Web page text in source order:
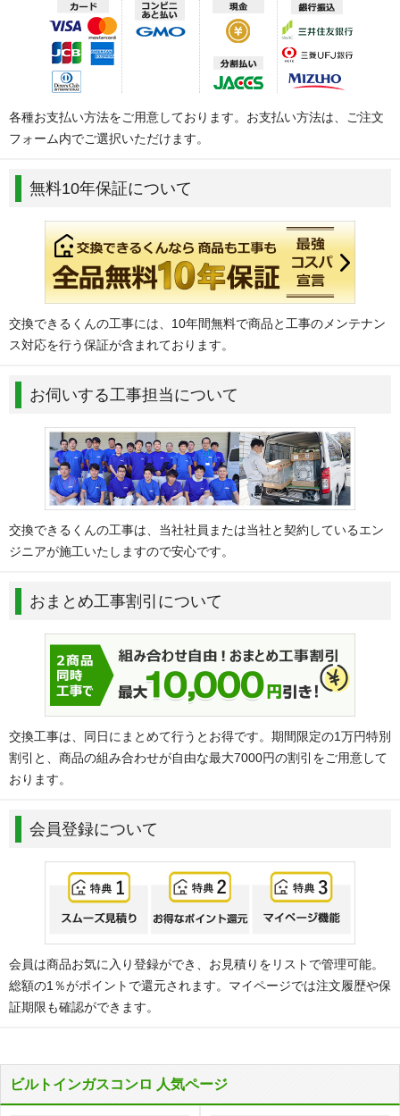
各種お支払い方法をご用意しております。お支払い方法は、ご注文
フォーム内でご選択いただけます。
無料10年保証について
交換できるくんの工事には、10年間無料で商品と工事のメンテナン
ス対応を行う保証が含まれております。
お伺いする工事担当について
交換できるくんの工事は、当社社員または当社と契約しているエン
ジニアが施工いたしますので安心です。
おまとめ工事割引について
交換工事は、同日にまとめて行うとお得です。期間限定の1万円特別
割引と、商品の組み合わせが自由な最大7000円の割引をご用意して
おります。
会員登録について
会員は商品お気に入り登録ができ、お見積りをリストで管理可能。
総額の1％がポイントで還元されます。マイページでは注文履歴や保
証期限も確認ができます。
ビルトインガスコンロ 人気ページ